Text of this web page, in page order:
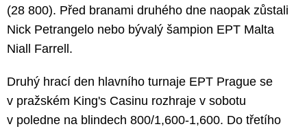
(28 800). Před branami druhého dne naopak zůstali
Nick Petrangelo nebo bývalý šampion EPT Malta
Niall Farrell.
Druhý hrací den hlavního turnaje EPT Prague se
v pražském King's Casinu rozhraje v sobotu
v poledne na blindech 800/1,600-1,600. Do třetího